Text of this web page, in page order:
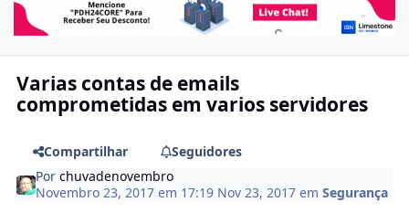
Varias contas de emails
comprometidas em varios servidores
Compartilhar
Seguidores
Porchuvadenovembro
Novembro 23, 2017 em 17:19 Nov 23, 2017 emSegurança